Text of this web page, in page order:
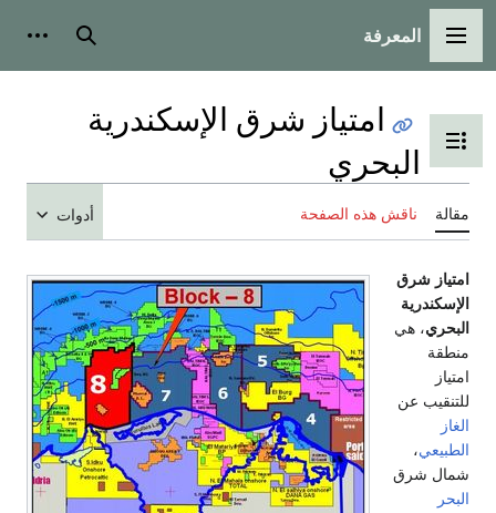
القائمة الرئيسية
المعرفة بحث
تبديل عرض جدول المحتويات
امتياز شرق الإسكندرية
البحري
مقالة ناقش هذه الصفحة أدوات
امتياز شرق
الإسكندرية
البحري، هي
منطقة
امتياز
للتنقيب عن
الغاز
الطبيعي،
شمال شرق
البحر